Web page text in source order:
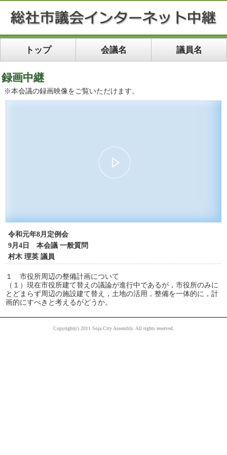
トップ 会議名 議員名
録画中継
※本会議の録画映像をご覧いただけます。
令和元年8月定例会
9月4日 本会議 一般質問
村木 理英 議員
１ 市役所周辺の整備計画について
（１）現在市役所建て替えの議論が進行中であるが，市役所のみに
とどまらず周辺の施設建て替え，土地の活用，整備を一体的に，計
画的にすべきと考えるがどうか。
Copyright(c) 2011 Soja City Assembly. All rights reserved.